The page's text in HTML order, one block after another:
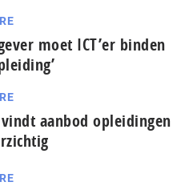
moet ICT’er binden
vindt aanbod opleidingen